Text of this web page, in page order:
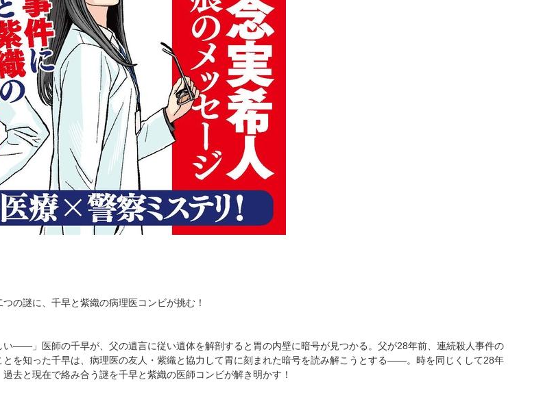
の謎に、千早と紫織の病理医コンビが挑む！
い――」医師の千早が、父の遺言に従い遺体を解剖すると胃の内壁に暗号が見つかる。父が28年前、連続殺人事件の
を知った千早は、病理医の友人・紫織と協力して胃に刻まれた暗号を読み解こうとする――。時を同じくして28年
去と現在で絡み合う謎を千早と紫織の医師コンビが解き明かす！